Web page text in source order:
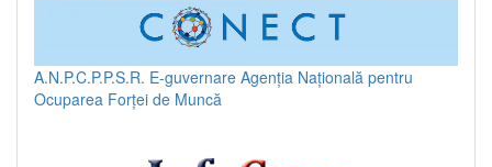
A.N.P.C.P.P.S.R. E-guvernare Agenția Națională pentru
Ocuparea Forței de Muncă